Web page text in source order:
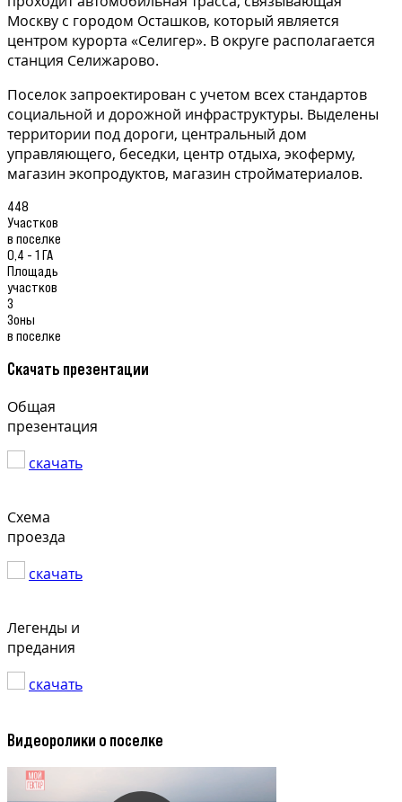
Москву с городом Осташков, который является
центром курорта «Селигер». В округе располагается
станция Селижарово.
Поселок запроектирован с учетом всех стандартов
социальной и дорожной инфраструктуры. Выделены
территории под дороги, центральный дом
управляющего, беседки, центр отдыха, экоферму,
магазин экопродуктов, магазин стройматериалов.
448
Участков
в поселке
0,4 - 1 ГА
Площадь
участков
3
Зоны
в поселке
Скачать презентации
Общая
презентация
скачать
Схема
проезда
скачать
Легенды и
предания
скачать
Видеоролики о поселке